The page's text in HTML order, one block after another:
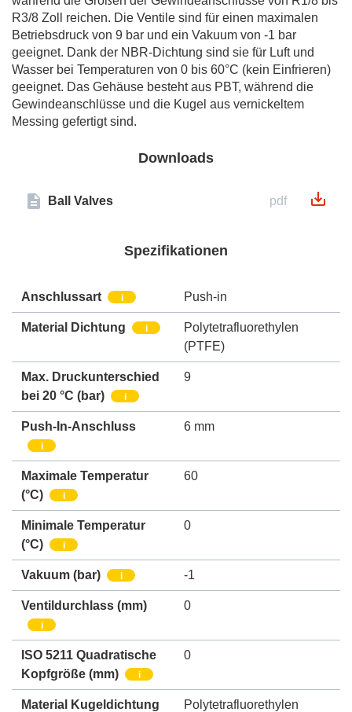
R3/8 Zoll reichen. Die Ventile sind für einen maximalen
Betriebsdruck von 9 bar und ein Vakuum von -1 bar
geeignet. Dank der NBR-Dichtung sind sie für Luft und
Wasser bei Temperaturen von 0 bis 60°C (kein Einfrieren)
geeignet. Das Gehäuse besteht aus PBT, während die
Gewindeanschlüsse und die Kugel aus vernickeltem
Messing gefertigt sind.
Downloads
Ball Valves pdf
Spezifikationen
Anschlussart i Push-in
Material Dichtung i
Polytetrafluorethylen
(PTFE)
Max. Druckunterschied
bei 20 °C (bar)
i
9
Push-In-Anschluss
i
6 mm
Maximale Temperatur
(°C)
i
60
Minimale Temperatur
(°C)
i
0
Vakuum (bar) i -1
Ventildurchlass (mm)
i
0
ISO 5211 Quadratische
Kopfgröße (mm) i
0
Material Kugeldichtung
Polytetrafluorethylen